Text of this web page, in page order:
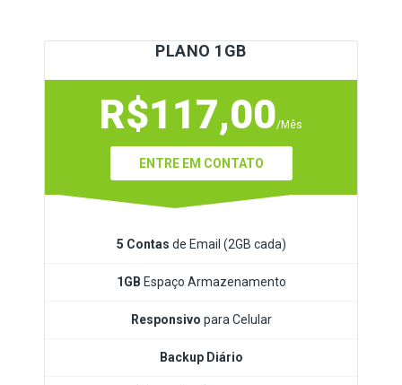
PLANO 1GB
R$117,00/Mês
ENTRE EM CONTATO
5 Contas de Email (2GB cada)
1GB Espaço Armazenamento
Responsivo para Celular
Backup Diário